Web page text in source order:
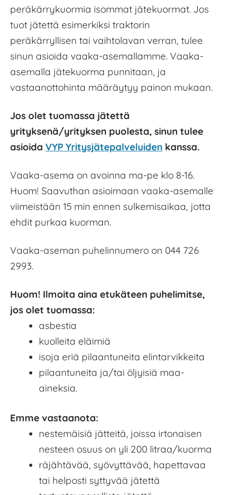
peräkärrykuormia isommat jätekuormat. Jos
tuot jätettä esimerkiksi traktorin
peräkärryllisen tai vaihtolavan verran, tulee
sinun asioida vaaka-asemallamme. Vaaka-
asemalla jätekuorma punnitaan, ja
vastaanottohinta määräytyy painon mukaan.
Jos olet tuomassa jätettä
yrityksenä/yrityksen puolesta, sinun tulee
asioida VYP Yritysjätepalveluiden kanssa.
Vaaka-asema on avoinna ma-pe klo 8-16.
Huom! Saavuthan asioimaan vaaka-asemalle
viimeistään 15 min ennen sulkemisaikaa, jotta
ehdit purkaa kuorman.
Vaaka-aseman puhelinnumero on 044 726
2993.
Huom! Ilmoita aina etukäteen puhelimitse,
jos olet tuomassa:
asbestia
kuolleita eläimiä
isoja eriä pilaantuneita elintarvikkeita
pilaantuneita ja/tai öljyisiä maa-
aineksia.
Emme vastaanota:
nestemäisiä jätteitä, joissa irtonaisen
nesteen osuus on yli 200 litraa/kuorma
räjähtävää, syövyttävää, hapettavaa
tai helposti syttyvää jätettä